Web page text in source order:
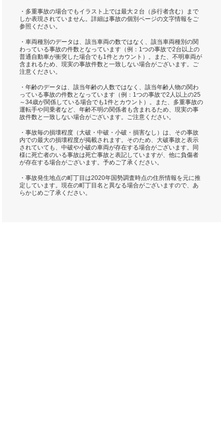
・多重事故の場合でもイラスト上では最大２台（歩行者含む）まで
しか表現されていません。詳細は事故の個別ページの文字情報をご
参照ください。
・車両種別のデータは、該当車両の数ではなく、該当車両種別の関
わっている事故の件数となっています（例：1つの事故で2台以上の
普通自動車が衝突した場合でも1件とカウント）。また、不明車両が
含まれるため、現実の事故件数と一致しない場合がございます。ご
注意ください。
・年齢のデータは、該当年齢の人数ではなく、該当年齢人物の関わ
っている事故の件数となっています（例：1つの事故で2人以上の25
～34歳が関係している場合でも1件とカウント）。また、多重事故の
運転手や同乗者など、年齢不明の関係者も含まれるため、現実の事
故件数と一致しない場合がございます。ご注意ください。
・事故毎の損壊程度（大破・中破・小破・損害なし）は、その事故
内での最大の損壊程度が掲載されます。そのため、大破事故と表示
されていても、中破や小破の車両が存在する場合がございます。同
様に死亡者のいる事故は死亡事故と表記していますが、他に負傷者
が存在する場合がございます。予めご了承ください。
・事故発生地点の町丁目は2020年国勢調査時点の住所情報を元に推
定しています。現在の町丁目名と異なる場合がございますので、あ
らかじめご了承ください。